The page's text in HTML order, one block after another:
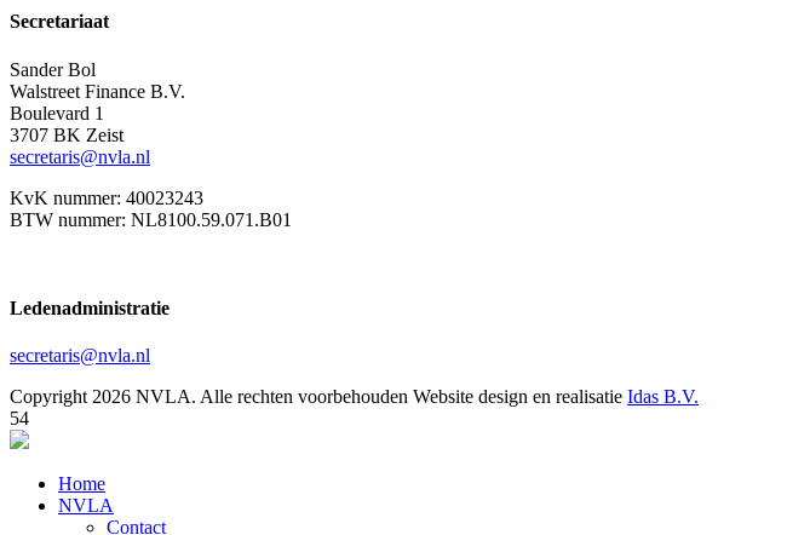
Secretariaat
Sander Bol
Walstreet Finance B.V.
Boulevard 1
3707 BK Zeist
secretaris@nvla.nl
KvK nummer: 40023243
BTW nummer: NL8100.59.071.B01
Ledenadministratie
secretaris@nvla.nl
Copyright 2026 NVLA. Alle rechten voorbehouden Website design en realisatie Idas B.V.
54
Home
NVLA
Contact